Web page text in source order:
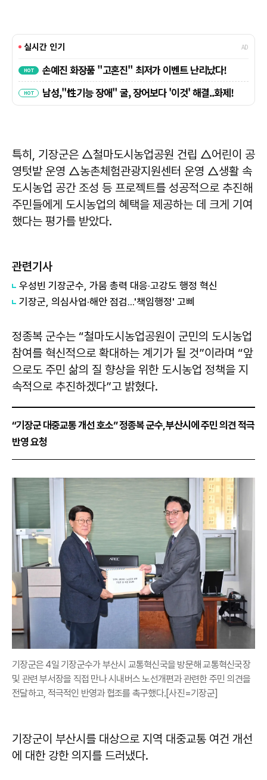
특히, 기장군은 △철마도시농업공원 건립 △어린이 공
영텃밭 운영 △농촌체험관광지원센터 운영 △생활 속
도시농업 공간 조성 등 프로젝트를 성공적으로 추진해
주민들에게 도시농업의 혜택을 제공하는 데 크게 기여
했다는 평가를 받았다.
관련기사
우성빈 기장군수, 가뭄 총력 대응·고강도 행정 혁신
기장군, 의심사업·해안 점검...'책임행정' 고삐
정종복 군수는 “철마도시농업공원이 군민의 도시농업
참여를 혁신적으로 확대하는 계기가 될 것”이라며 “앞
으로도 주민 삶의 질 향상을 위한 도시농업 정책을 지
속적으로 추진하겠다”고 밝혔다.
“기장군 대중교통 개선 호소” 정종복 군수, 부산시에 주민 의견 적극
반영 요청
기장군은 4일 기장군수가 부산시 교통혁신국을 방문해 교통혁신국장
및 관련 부서장을 직접 만나 시내버스 노선개편과 관련한 주민 의견을
전달하고, 적극적인 반영과 협조를 촉구했다.[사진=기장군]
기장군이 부산시를 대상으로 지역 대중교통 여건 개선
에 대한 강한 의지를 드러냈다.